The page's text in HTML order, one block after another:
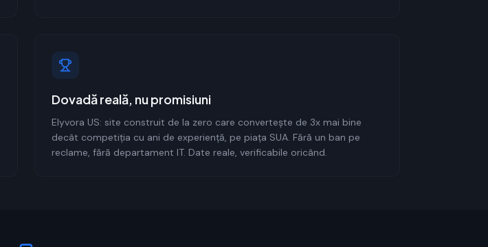
Dovadă reală, nu promisiuni
Elyvora US: site construit de la zero care convertește de 3x mai bine
decât competiția cu ani de experiență, pe piața SUA. Fără un ban pe
reclame, fără departament IT. Date reale, verificabile oricând.